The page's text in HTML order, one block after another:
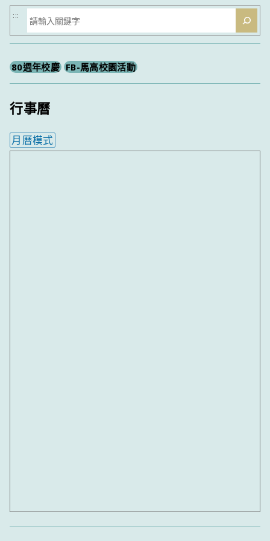
搜
尋
:::
80週年校慶 FB-馬高校園活動
行事曆
月曆模式